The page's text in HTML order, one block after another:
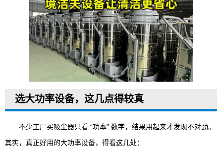
选大功率设备，这几点得较真
不少工厂买吸尘器只看 “功率” 数字，结果用起来才发现不对劲。
其实，真正好用的大功率设备，得看这几处：